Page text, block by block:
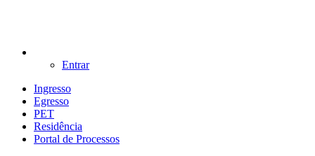
Entrar
Ingresso
Egresso
PET
Residência
Portal de Processos